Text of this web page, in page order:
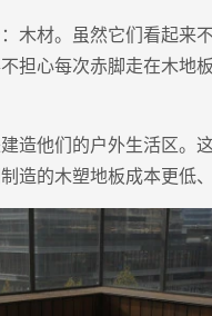
木材。虽然它们看起来
担心每次赤脚走在木地
造他们的户外生活区。
造的木塑地板成本更低